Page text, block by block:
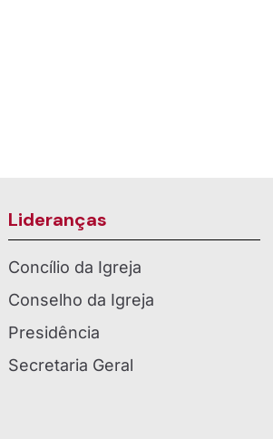
Lideranças
Concílio da Igreja
Conselho da Igreja
Presidência
Secretaria Geral